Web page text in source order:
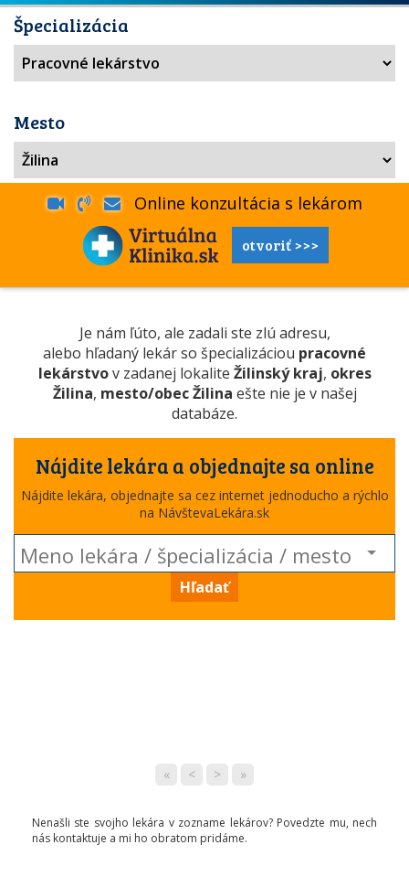
Špecializácia
Mesto
Online konzultácia s lekárom
otvoriť >>>
Je nám ľúto, ale zadali ste zlú adresu,
alebo hľadaný lekár so špecializáciou pracovné
lekárstvov zadanej lokalite Žilinský kraj, okres
Žilina, mesto/obec Žilina ešte nie je v našej
databáze.
Nájdite lekára a objednajte sa online
Nájdite lekára, objednajte sa cez internet jednoducho a rýchlo
na NávštevaLekára.sk
Hľadať
« < > »
Nenašli ste svojho lekára v zozname lekárov? Povedzte mu, nech
nás kontaktuje a mi ho obratom pridáme.